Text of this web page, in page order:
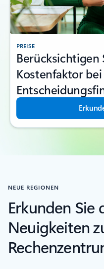
PREISE
Berücksichtigen
Kostenfaktor
NEUE REGIONEN
Erkunden Sie
Neuigkeiten